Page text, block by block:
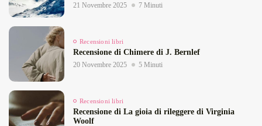
21 Novembre 2025 7 Minuti
Recensioni libri
Recensione di Chimere di J. Bernlef
20 Novembre 2025 5 Minuti
Recensioni libri
Recensione di La gioia di rileggere di Virginia
Woolf